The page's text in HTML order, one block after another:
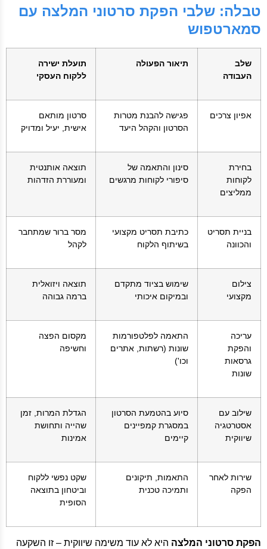
טבלה: שלבי הפקת סרטוני המלצה עם
סמארטפוש
שלב
העבודה
תיאור הפעולה
תועלת ישירה
ללקוח העסקי
אפיון צרכים
פגישה להבנת מטרות
הסרטון והקהל היעד
סרטון מותאם
אישית, יעיל ומדויק
בחירת
לקוחות
ממליצים
סינון והתאמה של
סיפורי לקוחות מרגשים
תוצאה אותנטית
ומעוררת הזדהות
בניית תסריט
והכוונה
כתיבת תסריט מקצועי
בשיתוף הלקוח
מסר ברור שמתחבר
לקהל
צילום
מקצועי
שימוש בציוד מתקדם
ובמיקום איכותי
תוצאה ויזואלית
ברמה גבוהה
עריכה
והפקת
גרסאות
שונות
התאמה לפלטפורמות
שונות (רשתות, אתרים
וכו')
מקסום הפצה
וחשיפה
שילוב עם
אסטרטגיה
שיווקית
סיוע בהטמעת הסרטון
במסגרת קמפיינים
קיימים
הגדלת המרות, זמן
שהייה ותחושת
אמינות
שירות לאחר
הפקה
התאמות, תיקונים
ותמיכה טכנית
שקט נפשי ללקוח
וביטחון בתוצאה
הסופית
הפקת סרטוני המלצה היא לא עוד משימה שיווקית – זו השקעה